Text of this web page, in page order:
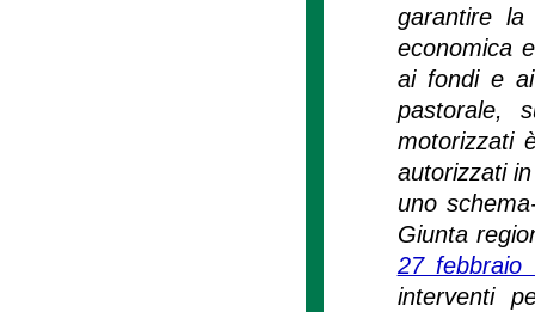
garantire
economica
ai fondi e
pastorale,
motorizzati
autorizzati
uno
Giunta
27
interventi